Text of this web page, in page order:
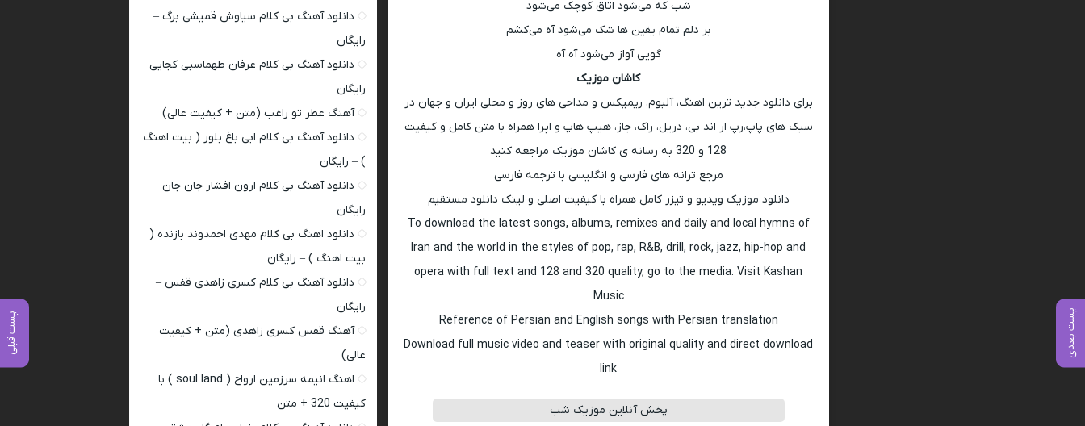
پست بعدی پست قبلی
شب که می‌شود اتاق کوچک می‌شود
بر دلم تمام یقین ها شک می‌شود آه می‌کشم
گویی آواز می‌شود آه آه
کاشان موزیک
برای دانلود جدید ترین اهنگ، آلبوم، ریمیکس و مداحی های روز و محلی ایران و جهان در
سبک های پاپ،رپ ار اند بی، دریل، راک، جاز، هیپ هاپ و اپرا همراه با متن کامل و کیفیت
128 و 320 به رسانه ی کاشان موزیک مراجعه کنید
مرجع ترانه های فارسی و انگلیسی با ترجمه فارسی
دانلود موزیک ویدیو و تیزر کامل همراه با کیفیت اصلی و لینک دانلود مستقیم
To download the latest songs, albums, remixes and daily and local hymns of
Iran and the world in the styles of pop, rap, R&B, drill, rock, jazz, hip-hop and
opera with full text and 128 and 320 quality, go to the media. Visit Kashan
Music
Reference of Persian and English songs with Persian translation
Download full music video and teaser with original quality and direct download
link
پخش آنلاین موزیک شب
دانلود آهنگ بی کلام سیاوش قمیشی برگ –
رایگان
دانلود آهنگ بی کلام عرفان طهماسبی کجایی –
رایگان
آهنگ عطر تو راغب (متن + کیفیت عالی)
دانلود آهنگ بی کلام ابی باغ بلور ( بیت اهنگ
) – رایگان
دانلود آهنگ بی کلام ارون افشار جان جان –
رایگان
دانلود اهنگ بی کلام مهدی احمدوند بازنده (
بیت اهنگ ) – رایگان
دانلود آهنگ بی کلام کسری زاهدی قفس –
رایگان
آهنگ قفس کسری زاهدی (متن + کیفیت
عالی)
اهنگ انیمه سرزمین ارواح ( soul land ) با
کیفیت 320 + متن